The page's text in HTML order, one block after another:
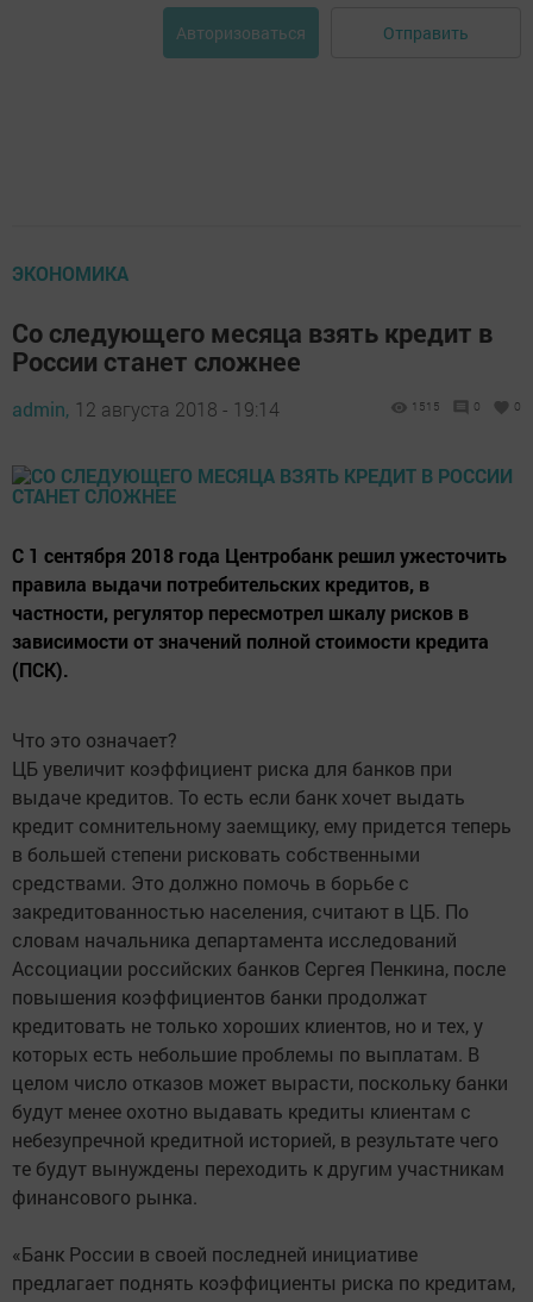
Авторизоваться Отправить
ЭКОНОМИКА
Со следующего месяца взять кредит в
России станет сложнее
admin, 12 августа 2018 - 19:14 1515 0 0
С 1 сентября 2018 года Центробанк решил ужесточить
правила выдачи потребительских кредитов, в
частности, регулятор пересмотрел шкалу рисков в
зависимости от значений полной стоимости кредита
(ПСК).
Что это означает?
ЦБ увеличит коэффициент риска для банков при
выдаче кредитов. То есть если банк хочет выдать
кредит сомнительному заемщику, ему придется теперь
в большей степени рисковать собственными
средствами. Это должно помочь в борьбе с
закредитованностью населения, считают в ЦБ. По
словам начальника департамента исследований
Ассоциации российских банков Сергея Пенкина, после
повышения коэффициентов банки продолжат
кредитовать не только хороших клиентов, но и тех, у
которых есть небольшие проблемы по выплатам. В
целом число отказов может вырасти, поскольку банки
будут менее охотно выдавать кредиты клиентам с
небезупречной кредитной историей, в результате чего
те будут вынуждены переходить к другим участникам
финансового рынка.
«Банк России в своей последней инициативе
предлагает поднять коэффициенты риска по кредитам,